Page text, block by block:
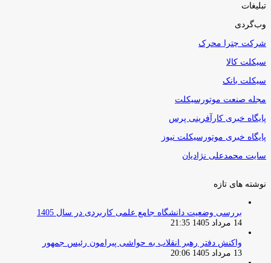
تبلیغات
وب‌گردی
شرکت چترا محرک
سیکلت کالا
سیکلت بانک
مجله صنعت موتورسیکلت
پایگاه خبری کارآفرینی پرس
پایگاه خبری موتورسیکلت نیوز
سایت محمدعلی نژادیان
نوشته های تازه
بررسی وضعیت دانشگاه جامع علمی کاربردی در سال 1405
14 مرداد 1405 21:35
واکنش دفتر رهبر انقلاب به حواشی پیرامون رئیس جمهور
13 مرداد 1405 20:06